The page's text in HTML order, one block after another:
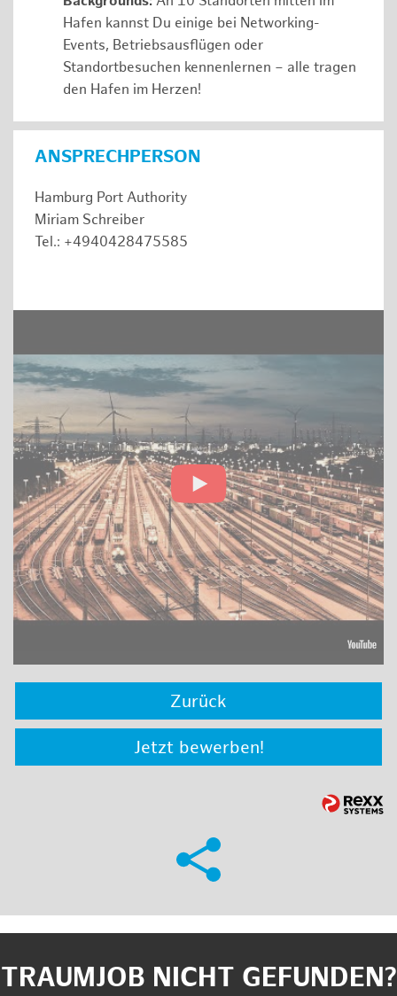
Hafen kannst Du einige bei Networking-
Events, Betriebsausflügen oder
Standortbesuchen kennenlernen – alle tragen
den Hafen im Herzen!
ANSPRECHPERSON
Hamburg Port Authority
Miriam Schreiber
Tel.: +4940428475585
Zurück
Jetzt bewerben!
TRAUMJOB NICHT GEFUNDEN?